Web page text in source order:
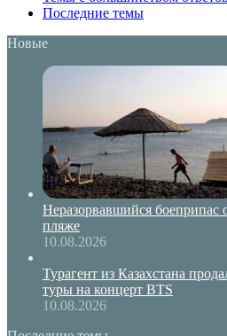
Последние темы
Новые
Неразорвавшийся боеприпас
пляже
10.08.2026
Турагент из Казахстана
туры на концерт BTS
10.08.2026